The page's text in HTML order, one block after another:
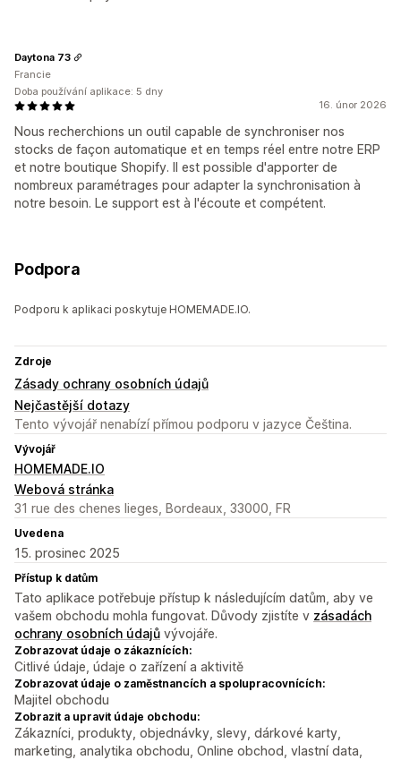
16. únor 2026
Nous recherchions un outil capable de synchroniser nos
stocks de façon automatique et en temps réel entre notre ERP
et notre boutique Shopify. Il est possible d'apporter de
nombreux paramétrages pour adapter la synchronisation à
notre besoin. Le support est à l'écoute et compétent.
Daytona 73
Francie
Doba používání aplikace: 5 dny
Podpora
Podporu k aplikaci poskytuje HOMEMADE.IO.
Zdroje
Zásady ochrany osobních údajů
Nejčastější dotazy
Tento vývojář nenabízí přímou podporu v jazyce Čeština.
Vývojář
HOMEMADE.IO
Webová stránka
31 rue des chenes lieges, Bordeaux, 33000, FR
Uvedena
15. prosinec 2025
Přístup k datům
Tato aplikace potřebuje přístup k následujícím datům, aby ve
vašem obchodu mohla fungovat. Důvody zjistíte v zásadách
ochrany osobních údajů vývojáře.
Zobrazovat údaje o zákaznících:
Citlivé údaje, údaje o zařízení a aktivitě
Zobrazovat údaje o zaměstnancích a spolupracovnících:
Majitel obchodu
Zobrazit a upravit údaje obchodu:
Zákazníci, produkty, objednávky, slevy, dárkové karty,
marketing, analytika obchodu, Online obchod, vlastní data,